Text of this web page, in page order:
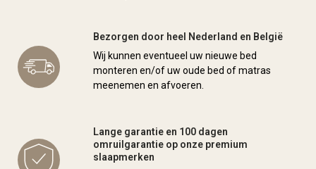
Bezorgen door heel Nederland en België
Wij kunnen eventueel uw nieuwe bed
monteren en/of uw oude bed of matras
meenemen en afvoeren.
Lange garantie en 100 dagen
omruilgarantie op onze premium
slaapmerken